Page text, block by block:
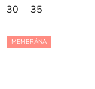
30 35
MEMBRÁNA